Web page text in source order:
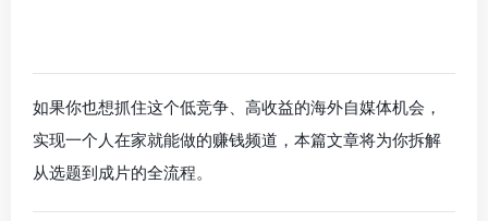
如果你也想抓住这个低竞争、高收益的海外自媒体机会，
实现一个人在家就能做的赚钱频道，本篇文章将为你拆解
从选题到成片的全流程。